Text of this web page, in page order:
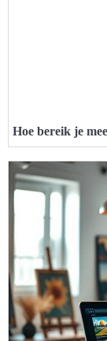
Hoe bereik je